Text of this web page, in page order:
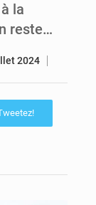
la
reste…
2024